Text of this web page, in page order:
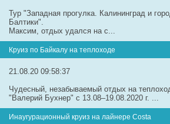
Тур "Западная прогулка. Калининград и
Балтики".
Максим, отдых удался на с...
Круиз по Байкалу на теплоходе
21.08.20 09:58:37
Чудесный, незабываемый отдых на
"Валерий Бухнер" с 13.08–19.08.2020 г. ...
Инаугурационный круиз на лайнере Сosta